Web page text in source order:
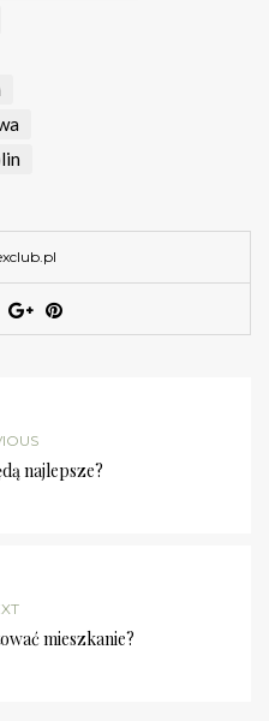
najlepsze?
mieszkanie?